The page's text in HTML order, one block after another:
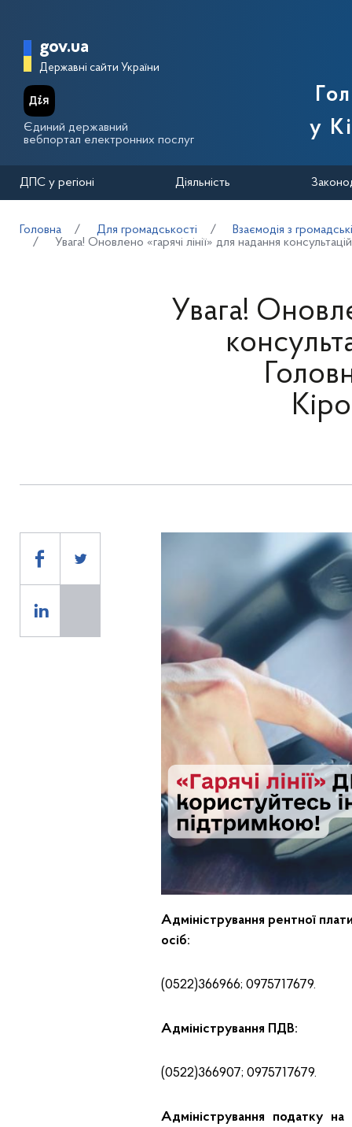
Головна сторінка Державної
gov.ua
Державні сайти України
Єдиний державний
вебпортал електронних послуг
у
ДПС у регіоні Діяльність
Головна Для громадськості
Взаємодія з
Увага! Оновлено «гарячі лінії» для надання
Увага!
Адміністрування рентної
осіб:
(0522)366966; 0975717679.
Адміністрування ПДВ:
(0522)366907; 0975717679.
Адміністрування податку на